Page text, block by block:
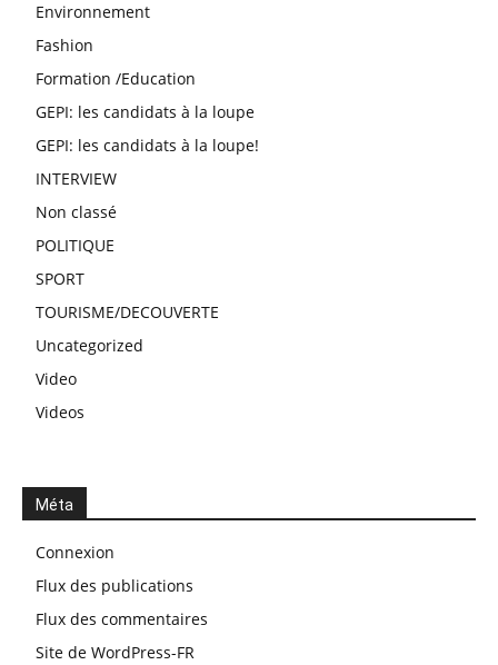
Environnement
Fashion
Formation /Education
GEPI: les candidats à la loupe
GEPI: les candidats à la loupe!
INTERVIEW
Non classé
POLITIQUE
SPORT
TOURISME/DECOUVERTE
Uncategorized
Video
Videos
Méta
Connexion
Flux des publications
Flux des commentaires
Site de WordPress-FR